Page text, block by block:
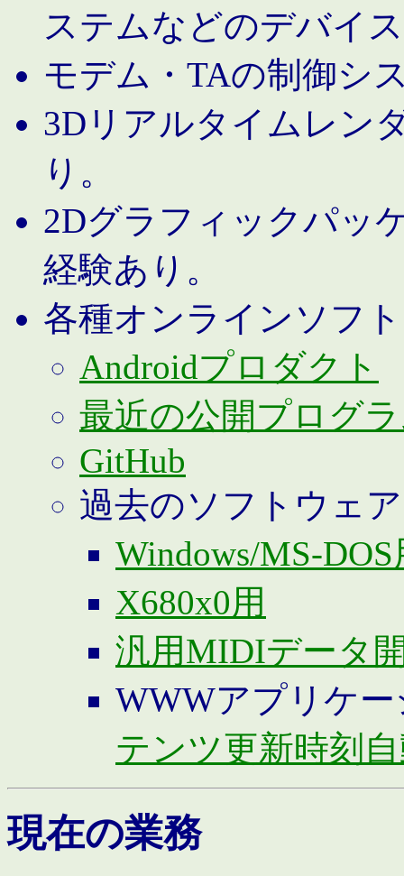
ステムなどのデバイ
モデム・TAの制御シ
3Dリアルタイムレン
り。
2Dグラフィックパッ
経験あり。
各種オンラインソフ
Androidプロダクト
最近の公開プログ
GitHub
過去のソフトウェア
Windows/MS-DOS
X680x0用
汎用MIDIデータ
WWWアプリケ
テンツ更新時刻
現在の業務